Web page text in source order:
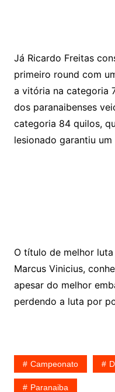
Já Ricardo Freitas
primeiro round com
a vitória na categoria
dos paranaibenses
categoria 84 quilos,
lesionado garantiu
O título de melhor
Marcus Vinicius,
apesar do melhor
perdendo a luta por
Campeonato
Paranaiba